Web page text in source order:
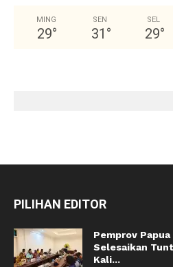
MING
29°
SEN
31 °
SEL
29°
PILIHAN EDITOR
Pemprov
Selesaikan
Kali...